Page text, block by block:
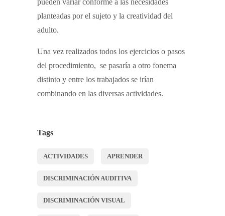
planteadas por el sujeto y la creatividad del
adulto.
Una vez realizados todos los ejercicios o pasos
del procedimiento, se pasaría a otro fonema
distinto y entre los trabajados se irían
combinando en las diversas actividades.
Tags
ACTIVIDADES APRENDER
DISCRIMINACIÓN AUDITIVA
DISCRIMINACIÓN VISUAL